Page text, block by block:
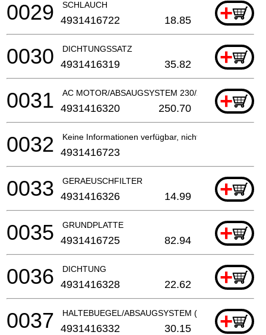
SCHLAUCH +
0029 4931416722 18.85
DICHTUNGSSATZ +
0030 4931416319 35.82
AC MOTOR/ABSAUGSYSTEM 230/240 V+
0031 4931416320 250.70
Keine Informationen verfügbar, nicht bestellbar
0032 4931416723
GERAEUSCHFILTER +
0033 4931416326 14.99
GRUNDPLATTE +
0035 4931416725 82.94
DICHTUNG +
0036 4931416328 22.62
HALTEBUEGEL/ABSAUGSYSTEM (2 benötigt)
+
0037 4931416332 30.15